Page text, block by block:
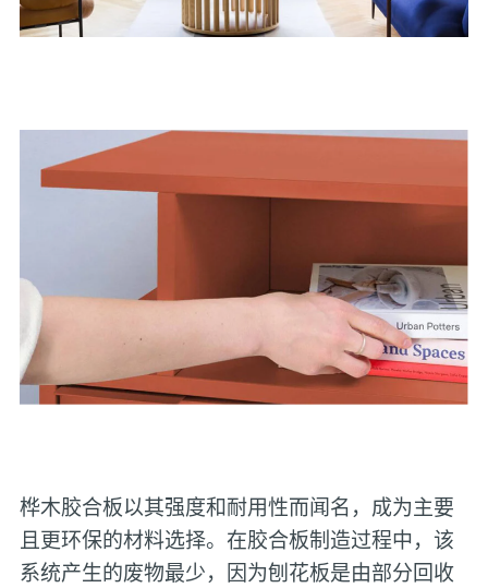
桦木胶合板以其强度和耐用性而闻名，成为主要
且更环保的材料选择。在胶合板制造过程中，该
系统产生的废物最少，因为刨花板是由部分回收